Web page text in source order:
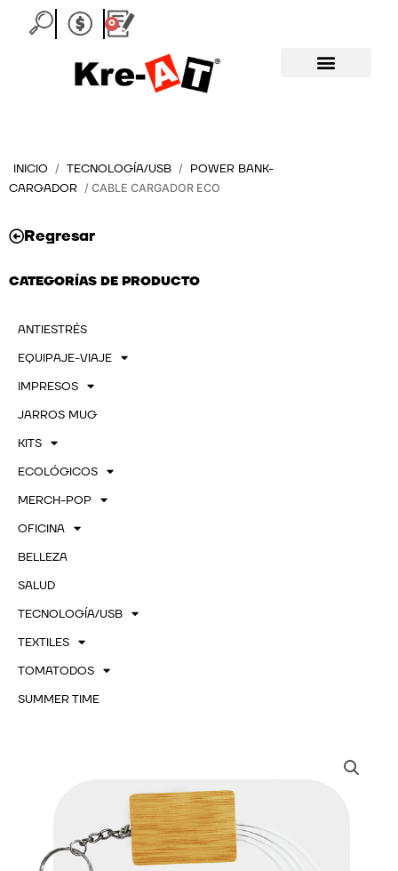
0
Carrito
INICIO / TECNOLOGÍA/USB /
POWER BANK-
CARGADOR / CABLE CARGADOR ECO
Regresar
CATEGORÍAS DE PRODUCTO
ANTIESTRÉS
EQUIPAJE-VIAJE
IMPRESOS
JARROS MUG
KITS
ECOLÓGICOS
MERCH-POP
OFICINA
BELLEZA
SALUD
TECNOLOGÍA/USB
TEXTILES
TOMATODOS
SUMMER TIME